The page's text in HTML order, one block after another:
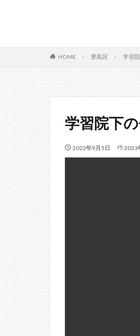
HOME 豊島区 学習
学習院下
2022年9月5日 2023